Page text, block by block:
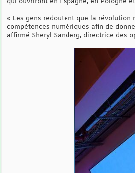
qui ouvriront en Espagne, en Pologne
« Les gens redoutent que la révolution
compétences numériques afin de
affirmé Sheryl Sanderg, directrice des